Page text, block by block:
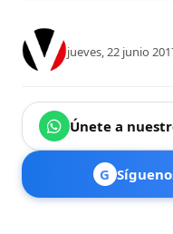
jueves, 22 junio
Únete a
G